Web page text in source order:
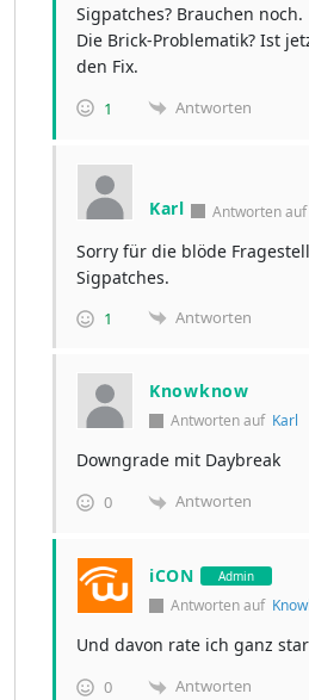
Sigpatches? Brauchen noch.
Die Brick-Problematik? Ist
den Fix.
1 Antworten
Karl Antworten auf
Sorry für die blöde
Sigpatches.
1 Antworten
Knowknow
Antworten auf Karl
Downgrade mit Daybreak
0 Antworten
iCON Admin
Antworten auf
Und davon rate ich ganz
0 Antworten